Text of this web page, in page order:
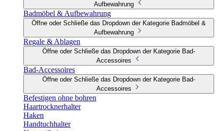
Aufbewahrung
Badmöbel & Aufbewahrung
Öffne oder Schließe das Dropdown der Kategorie Badmöbel &
Aufbewahrung
Regale & Ablagen
Öffne oder Schließe das Dropdown der Kategorie Bad-
Accessoires
Bad-Accessoires
Öffne oder Schließe das Dropdown der Kategorie Bad-
Accessoires
Befestigen ohne bohren
Haartrocknerhalter
Haken
Handtuchhalter